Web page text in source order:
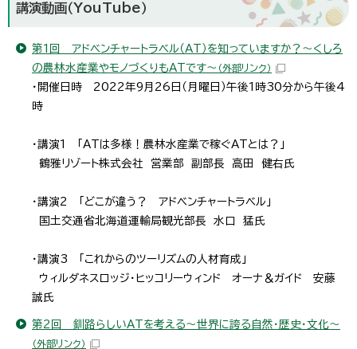
講演動画（YouTube）
第1回 アドベンチャートラベル（AT）を知っていますか？～くしろ
の農林水産業やモノづくりもATです～ （外部リンク）
・開催日時 2022年9月26日（月曜日）午後1時30分から午後4
時
・講演1 「ATは多様！農林水産業で稼ぐATとは？」
鶴雅リゾート株式会社 営業部 副部長 高田 健右氏
・講演2 「どこが違う？ アドベンチャートラベル」
国土交通省北海道運輸局観光部長 水口 猛氏
・講演3 「これからのツーリズムの人材育成」
ウィルダネスロッジ・ヒッコリーウィンド オーナ＆ガイド 安藤
誠氏
第2回 釧路らしいATを考える～世界に誇る自然・歴史・文化～
（外部リンク）